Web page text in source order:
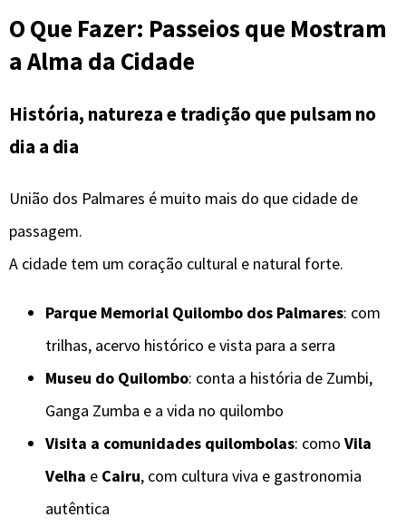
O Que Fazer: Passeios que Mostram
a Alma da Cidade
História, natureza e tradição que pulsam no
dia a dia
União dos Palmares é muito mais do que cidade de
passagem.
A cidade tem um coração cultural e natural forte.
Parque Memorial Quilombo dos Palmares: com
trilhas, acervo histórico e vista para a serra
Museu do Quilombo: conta a história de Zumbi,
Ganga Zumba e a vida no quilombo
Visita a comunidades quilombolas: como Vila
Velha e Cairu, com cultura viva e gastronomia
autêntica